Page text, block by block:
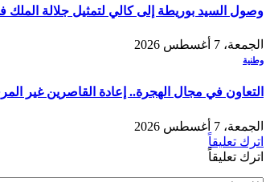
وصول السيد بوريطة إلى كالي لتمثيل جلالة
الجمعة، 7 أغسطس 2026
وطنية
التعاون في مجال الهجرة.. إعادة القاصرين غير
الجمعة، 7 أغسطس 2026
اترك تعليقاً
اترك تعليقاً